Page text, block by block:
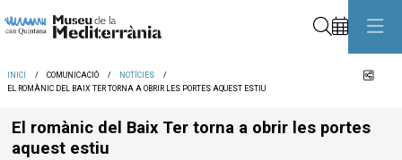
INICI COMUNICACIÓ
NOTÍCIES
EL ROMÀNIC DEL BAIX TER TORNA A OBRIR LES PORTES AQUEST ESTIU
El romànic del Baix Ter torna a obrir les portes
aquest estiu